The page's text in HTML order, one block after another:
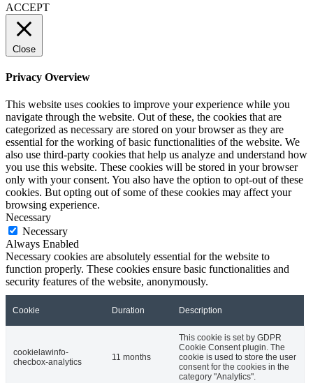
ACCEPT
Close
Privacy Overview
This website uses cookies to improve your experience while you
navigate through the website. Out of these, the cookies that are
categorized as necessary are stored on your browser as they are
essential for the working of basic functionalities of the website. We
also use third-party cookies that help us analyze and understand how
you use this website. These cookies will be stored in your browser
only with your consent. You also have the option to opt-out of these
cookies. But opting out of some of these cookies may affect your
browsing experience.
Necessary
Necessary
Always Enabled
Necessary cookies are absolutely essential for the website to
function properly. These cookies ensure basic functionalities and
security features of the website, anonymously.
Cookie Duration Description
cookielawinfo-
checbox-analytics
11 months
This cookie is set by GDPR
Cookie Consent plugin. The
cookie is used to store the user
consent for the cookies in the
category "Analytics".